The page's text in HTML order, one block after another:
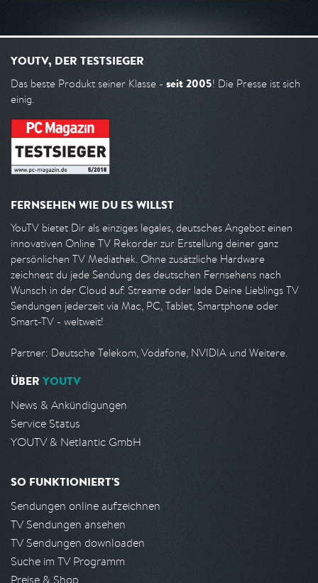
YOUTV, DER TESTSIEGER
Das beste Produkt seiner Klasse - seit 2005! Die Presse ist sich
einig.
FERNSEHEN WIE DU ES WILLST
YouTV bietet Dir als einziges legales, deutsches Angebot einen
innovativen Online TV Rekorder zur Erstellung deiner ganz
persönlichen TV Mediathek. Ohne zusätzliche Hardware
zeichnest du jede Sendung des deutschen Fernsehens nach
Wunsch in der Cloud auf. Streame oder lade Deine Lieblings TV
Sendungen jederzeit via Mac, PC, Tablet, Smartphone oder
Smart-TV - weltweit!
Partner: Deutsche Telekom, Vodafone, NVIDIA und Weitere.
ÜBER YOUTV
News & Ankündigungen
Service Status
YOUTV & Netlantic GmbH
SO FUNKTIONIERT'S
Sendungen online aufzeichnen
TV Sendungen ansehen
TV Sendungen downloaden
Suche im TV Programm
Preise & Shop